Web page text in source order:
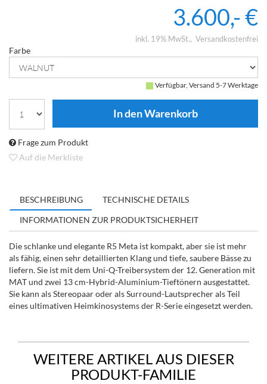
3.600,- €
inkl. 19% MwSt. Versandkostenfrei
Farbe
Verfügbar, Versand 5-7 Werktage
Frage zum Produkt
Auf die Merkliste
BESCHREIBUNG
TECHNISCHE DETAILS
INFORMATIONEN ZUR PRODUKTSICHERHEIT
Die schlanke und elegante R5 Meta ist kompakt, aber sie ist mehr
als fähig, einen sehr detaillierten Klang und tiefe, saubere Bässe zu
liefern. Sie ist mit dem Uni-Q-Treibersystem der 12. Generation mit
MAT und zwei 13 cm-Hybrid-Aluminium-Tieftönern ausgestattet.
Sie kann als Stereopaar oder als Surround-Lautsprecher als Teil
eines ultimativen Heimkinosystems der R-Serie eingesetzt werden.
WEITERE ARTIKEL AUS DIESER
PRODUKT-FAMILIE